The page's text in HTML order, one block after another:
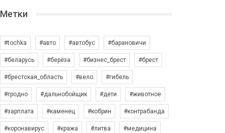
Метки
#tochka #авто #автобус #барановичи
#беларусь #берёза #бизнес_брест #брест
#брестская_область #вело #гибель
#гродно #дальнобойщик #дети #животное
#зарплата #каменец #кобрин #контрабанда
#коронавирус #кража #литва #медицина